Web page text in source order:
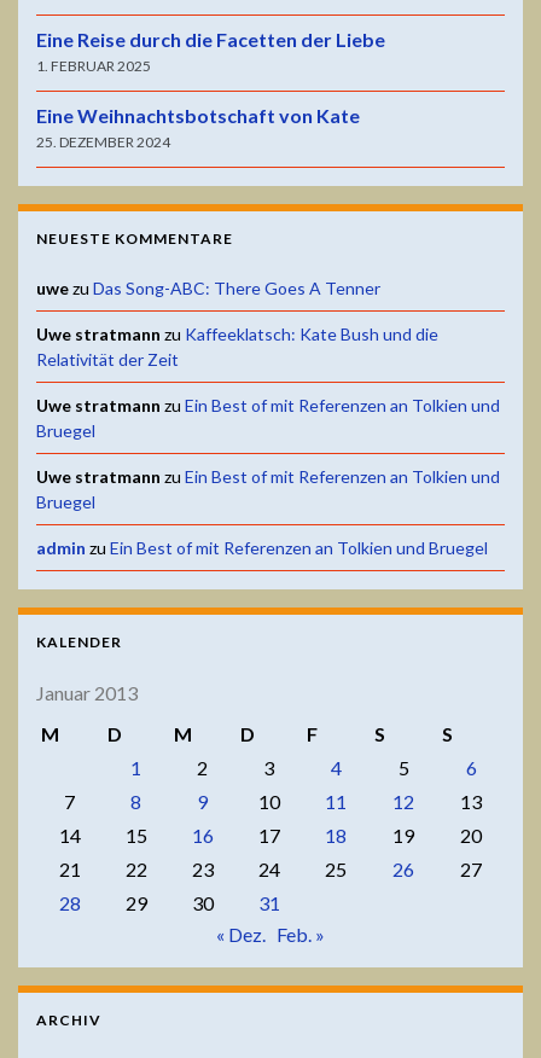
Eine Reise durch die Facetten der Liebe
1. FEBRUAR 2025
Eine Weihnachtsbotschaft von Kate
25. DEZEMBER 2024
NEUESTE KOMMENTARE
uwezu Das Song-ABC: There Goes A Tenner
Uwe stratmann zu Kaffeeklatsch: Kate Bush und die
Relativität der Zeit
Uwe stratmann zu Ein Best of mit Referenzen an Tolkien und
Bruegel
Uwe stratmann zu Ein Best of mit Referenzen an Tolkien und
Bruegel
admin zu Ein Best of mit Referenzen an Tolkien und Bruegel
KALENDER
Januar 2013
M
D M D F S
S
1
2 3 4 5
6
7
8 9 10 11 12
13
14
15 16 17 18 19
20
21
22 23 24 25 26
27
28
29 30
31
« Dez. Feb. »
ARCHIV